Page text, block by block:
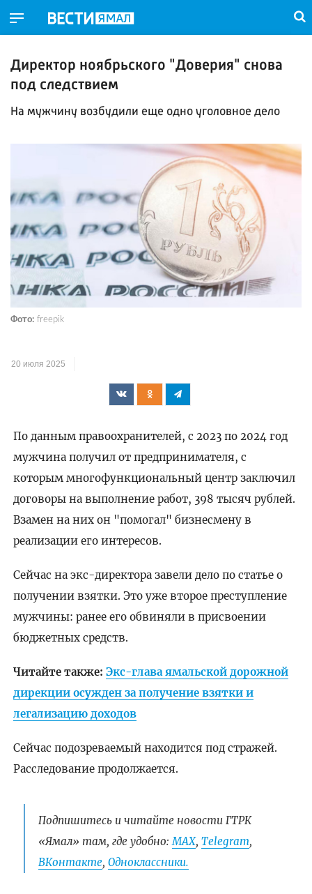
Директор ноябрьского "Доверия" снова
под следствием
На мужчину возбудили еще одно уголовное дело
Фото: freepik
20 июля 2025
По данным правоохранителей, с 2023 по 2024 год
мужчина получил от предпринимателя, с
которым многофункциональный центр заключил
договоры на выполнение работ, 398 тысяч рублей.
Взамен на них он "помогал" бизнесмену в
реализации его интересов.
Сейчас на экс-директора завели дело по статье о
получении взятки. Это уже второе преступление
мужчины: ранее его обвиняли в присвоении
бюджетных средств.
Читайте также: Экс-глава ямальской дорожной
дирекции осужден за получение взятки и
легализацию доходов
Сейчас подозреваемый находится под стражей.
Расследование продолжается.
Подпишитесь и читайте новости ГТРК
«Ямал» там, где удобно:МАХ, Telegram,
ВКонтакте, Одноклассники.